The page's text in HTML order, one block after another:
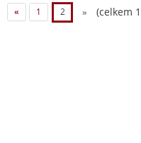
« 1 2 » (celkem